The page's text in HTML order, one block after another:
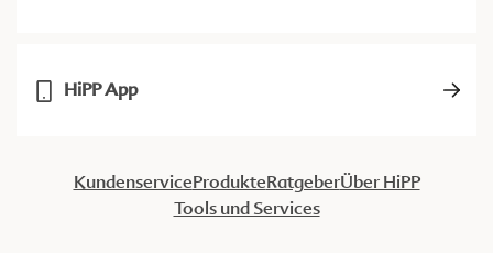
HiPP App
KundenserviceProdukteRatgeberÜber HiPP
Tools und Services